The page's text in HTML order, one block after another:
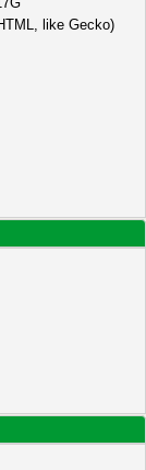
like Gecko)